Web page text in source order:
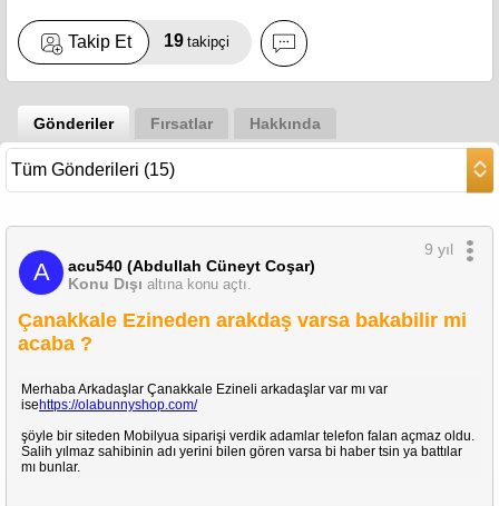
Takip Et 19 takipçi
Gönderiler Fırsatlar Hakkında
A
acu540 (Abdullah Cüneyt Coşar)
Konu Dışı altına konu açtı.
9 yıl
Çanakkale Ezineden arakdaş varsa bakabilir mi
acaba ?
Merhaba Arkadaşlar Çanakkale Ezineli arkadaşlar var mı var
ise https://olabunnyshop.com/
şöyle bir siteden Mobilyua siparişi verdik adamlar telefon falan açmaz oldu.
Salih yılmaz sahibinin adı yerini bilen gören varsa bi haber tsin ya battılar
mı bunlar.